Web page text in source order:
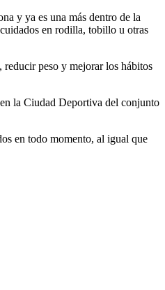
y ya es una más dentro de la
en rodilla, tobillo u otras
peso y mejorar los hábitos
la Ciudad Deportiva del conjunto
en todo momento, al igual que